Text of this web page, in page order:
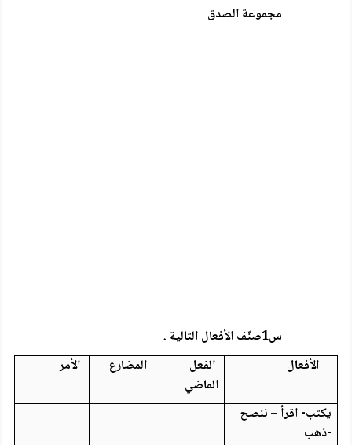
مجموعة الصدق
س1صنّف الأفعال التالية .
الأفعال
الفعل
الماضي
المضارع الأمر
يكتب- اقرأ – ننصح
-ذهب